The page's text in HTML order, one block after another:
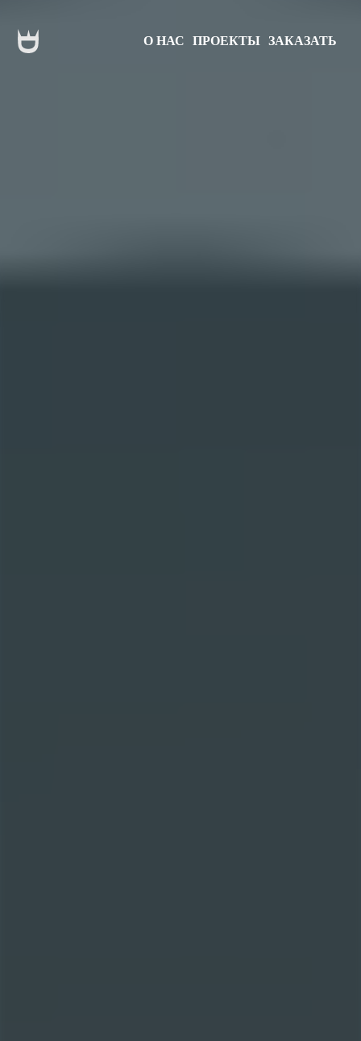
О НАС ПРОЕКТЫ ЗАКАЗАТЬ